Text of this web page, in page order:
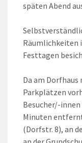
späten Abend
Räumlichkeiten
Festtagen
Da am
Parkplätzen
Besucher/-
Minuten
(Dorfstr. 8), an